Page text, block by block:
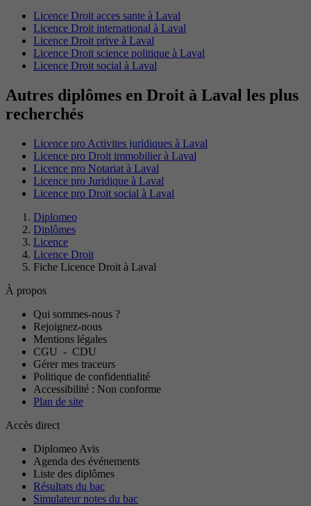
Licence Droit acces sante à Laval
Licence Droit international à Laval
Licence Droit prive à Laval
Licence Droit science politique à Laval
Licence Droit social à Laval
Autres diplômes en Droit à Laval les plus
recherchés
Licence pro Activites juridiques à Laval
Licence pro Droit immobilier à Laval
Licence pro Notariat à Laval
Licence pro Juridique à Laval
Licence pro Droit social à Laval
Diplomeo
Diplômes
Licence
Licence Droit
Fiche Licence Droit à Laval
À propos
Qui sommes-nous ?
Rejoignez-nous
Mentions légales
CGU - CDU
Gérer mes traceurs
Politique de confidentialité
Accessibilité : Non conforme
Plan de site
Accès direct
Diplomeo Avis
Agenda des événements
Liste des diplômes
Résultats du bac
Simulateur notes du bac